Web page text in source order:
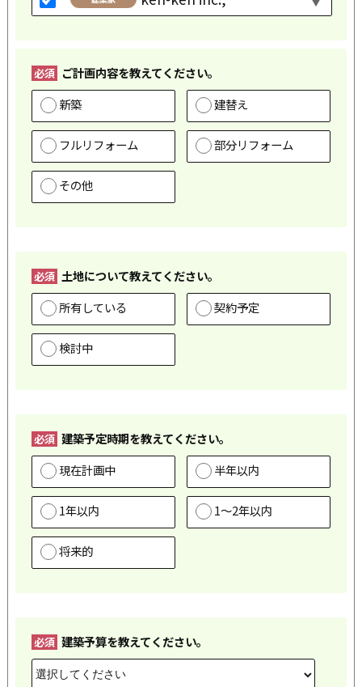
必須 ご計画内容を教えてください。
新築
建替え
フルリフォーム 部分リフォーム
その他
必須 土地について教えてください。
所有している
契約予定
検討中
必須 建築予定時期を教えてください。
現在計画中
半年以内
1年以内 1～2年以内
将来的
必須 建築予算を教えてください。